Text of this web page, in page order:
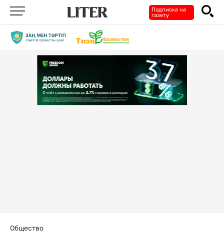
Подписка на
газету
Общество